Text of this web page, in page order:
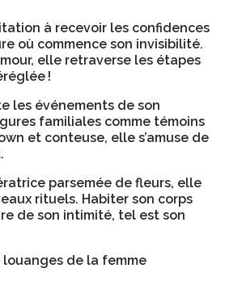
à recevoir les confidences
où commence son invisibilité.
elle retraverse les étapes
!
les événements de son
familiales comme témoins
et conteuse, elle s’amuse de
parsemée de fleurs, elle
rituels. Habiter son corps
de son intimité, tel est son
de la femme